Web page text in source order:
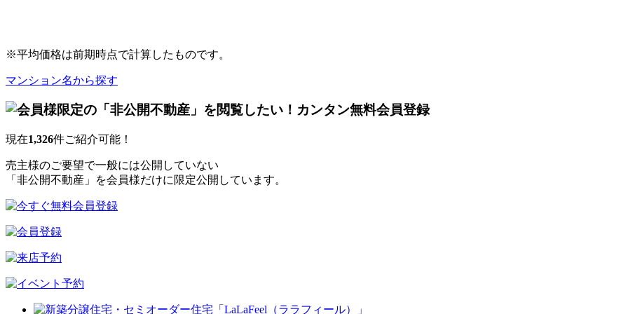
※平均価格は前期時点で計算したものです。
マンション名から探す
現在1,326件ご紹介可能！
売主様のご要望で一般には公開していない
「非公開不動産」を会員様だけに限定公開しています。